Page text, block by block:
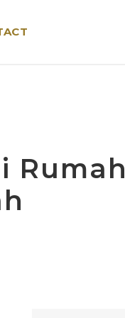
Rumah